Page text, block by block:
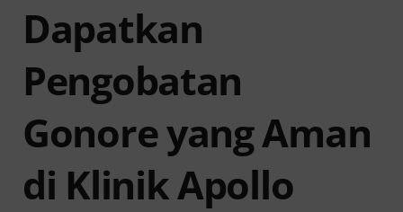
Dapatkan
Pengobatan
Gonore yang Aman
di Klinik Apollo